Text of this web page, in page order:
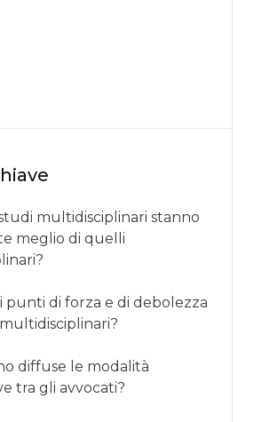
multidisciplinari stanno
meglio di quelli
punti di forza e di debolezza
diffuse le modalità
tra gli avvocati?